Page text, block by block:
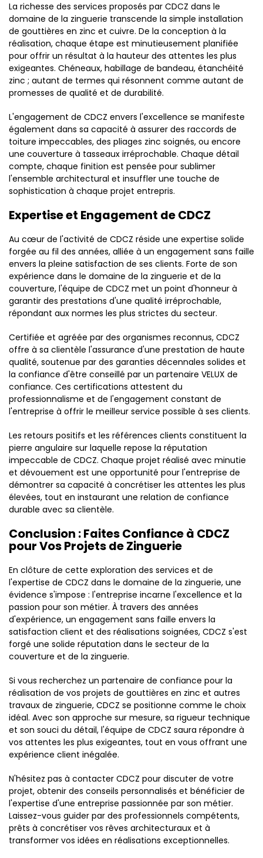
La richesse des services proposés par CDCZ dans le
domaine de la zinguerie transcende la simple installation
de gouttières en zinc et cuivre. De la conception à la
réalisation, chaque étape est minutieusement planifiée
pour offrir un résultat à la hauteur des attentes les plus
exigeantes. Chéneaux, habillage de bandeau, étanchéité
zinc ; autant de termes qui résonnent comme autant de
promesses de qualité et de durabilité.
L'engagement de CDCZ envers l'excellence se manifeste
également dans sa capacité à assurer des raccords de
toiture impeccables, des pliages zinc soignés, ou encore
une couverture à tasseaux irréprochable. Chaque détail
compte, chaque finition est pensée pour sublimer
l'ensemble architectural et insuffler une touche de
sophistication à chaque projet entrepris.
Expertise et Engagement de CDCZ
Au cœur de l'activité de CDCZ réside une expertise solide
forgée au fil des années, alliée à un engagement sans faille
envers la pleine satisfaction de ses clients. Forte de son
expérience dans le domaine de la zinguerie et de la
couverture, l'équipe de CDCZ met un point d'honneur à
garantir des prestations d'une qualité irréprochable,
répondant aux normes les plus strictes du secteur.
Certifiée et agréée par des organismes reconnus, CDCZ
offre à sa clientèle l'assurance d'une prestation de haute
qualité, soutenue par des garanties décennales solides et
la confiance d'être conseillé par un partenaire VELUX de
confiance. Ces certifications attestent du
professionnalisme et de l'engagement constant de
l'entreprise à offrir le meilleur service possible à ses clients.
Les retours positifs et les références clients constituent la
pierre angulaire sur laquelle repose la réputation
impeccable de CDCZ. Chaque projet réalisé avec minutie
et dévouement est une opportunité pour l'entreprise de
démontrer sa capacité à concrétiser les attentes les plus
élevées, tout en instaurant une relation de confiance
durable avec sa clientèle.
Conclusion : Faites Confiance à CDCZ
pour Vos Projets de Zinguerie
En clôture de cette exploration des services et de
l'expertise de CDCZ dans le domaine de la zinguerie, une
évidence s'impose : l'entreprise incarne l'excellence et la
passion pour son métier. À travers des années
d'expérience, un engagement sans faille envers la
satisfaction client et des réalisations soignées, CDCZ s'est
forgé une solide réputation dans le secteur de la
couverture et de la zinguerie.
Si vous recherchez un partenaire de confiance pour la
réalisation de vos projets de gouttières en zinc et autres
travaux de zinguerie, CDCZ se positionne comme le choix
idéal. Avec son approche sur mesure, sa rigueur technique
et son souci du détail, l'équipe de CDCZ saura répondre à
vos attentes les plus exigeantes, tout en vous offrant une
expérience client inégalée.
N'hésitez pas à contacter CDCZ pour discuter de votre
projet, obtenir des conseils personnalisés et bénéficier de
l'expertise d'une entreprise passionnée par son métier.
Laissez-vous guider par des professionnels compétents,
prêts à concrétiser vos rêves architecturaux et à
transformer vos idées en réalisations exceptionnelles.